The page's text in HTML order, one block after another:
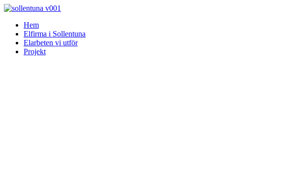
Skip
contentHem
Elfirma i Sollentuna
Elarbeten vi utför
Projekt